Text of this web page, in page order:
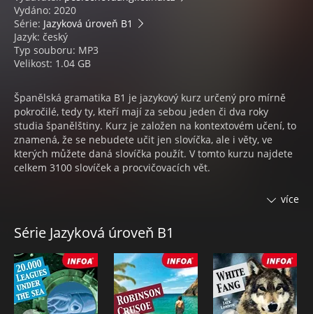
Vydáno: 2020
Série: Jazyková úroveň B1
Jazyk: český
Typ souboru: MP3
Velikost: 1.04 GB
Španělská gramatika B1 je jazykový kurz určený pro mírně
pokročilé, tedy ty, kteří mají za sebou jeden či dva roky
studia španělštiny. Kurz je založen na kontextovém učení, to
znamená, že se nebudete učit jen slovíčka, ale i věty, ve
kterých můžete daná slovíčka použít. V tomto kurzu najdete
celkem 3100 slovíček a procvičovacích vět.
Jednotlivé lekce jsou rozděleny podle gramatických témat,
slovesa v přítomném čase, skloňování zájmen, ustálené
vazby až k minulým časům a subjuntivu. Každá lekce
obsahuje i vysvětlení každého tématu, takže s tímto kurzem
můžete pracovat zcela samostatně bez nutnosti používat
další doprovodné výukové materiály.
více
Série Jazyková úroveň B1